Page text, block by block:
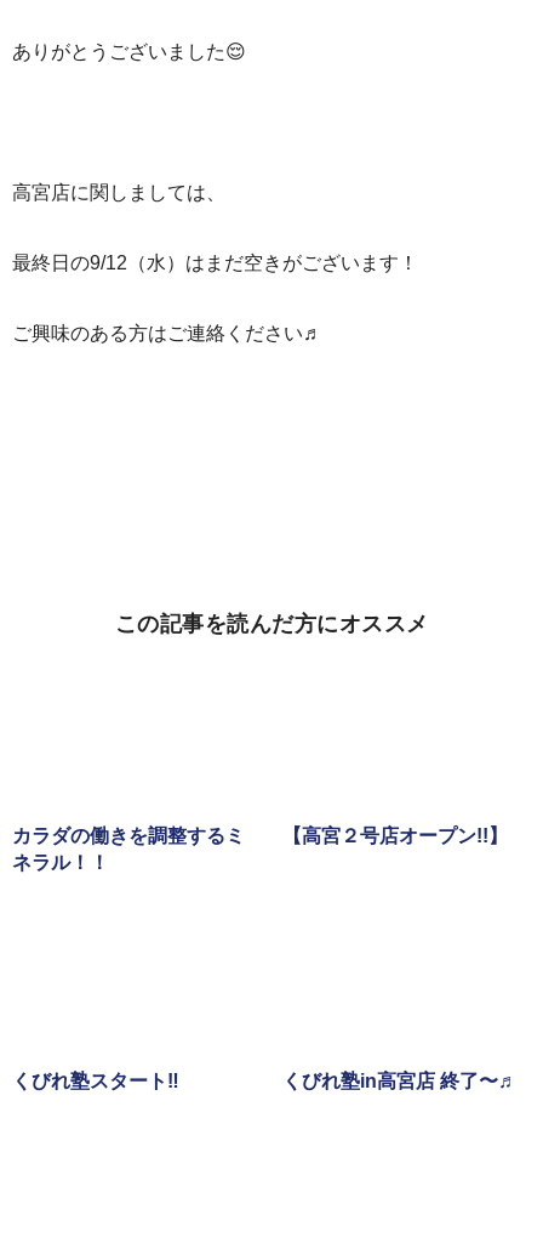
ありがとうございました😌
高宮店に関しましては、
最終日の9/12（水）はまだ空きがございます！
ご興味のある方はご連絡ください♬
この記事を読んだ方にオススメ
カラダの働きを調整するミ
ネラル！！
【高宮２号店オープン!!】
くびれ塾スタート‼️ くびれ塾in高宮店 終了〜♬